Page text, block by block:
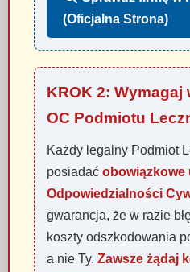
(Oficjalna Strona)
KROK 2:
OC Podmiotu
Każdy legalny Podmiot
posiadać obowiązkowe
Odpowiedzialności
gwarancja, że w razie
koszty odszkodowania
a nie Ty. Zawsze żądaj